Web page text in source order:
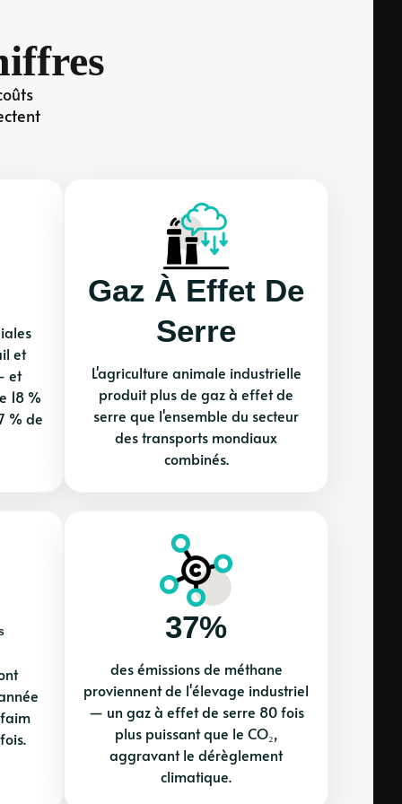
et
et
18 %
% de
Gaz À Effet De
Serre
L'agriculture animale industrielle
produit plus de gaz à effet de
serre que l'ensemble du secteur
des transports mondiaux
combinés.
37%
des émissions de méthane
proviennent de l'élevage industriel
— un gaz à effet de serre 80 fois
plus puissant que le CO₂,
aggravant le dérèglement
climatique.